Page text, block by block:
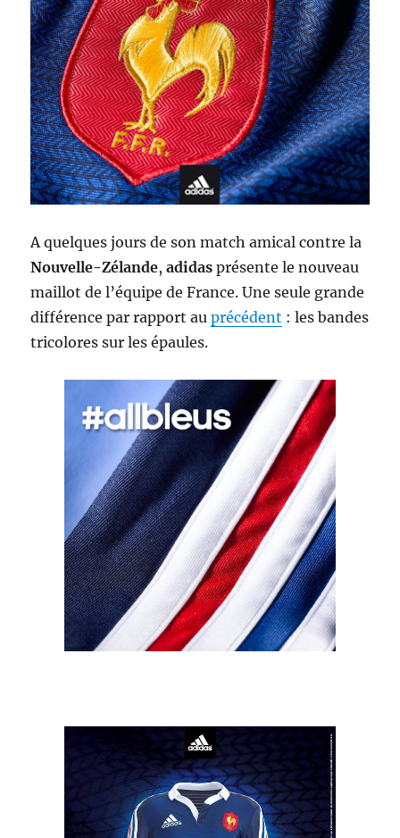
A quelques jours de son match amical contre la
Nouvelle-Zélande,adidas présente le nouveau
maillot de l’équipe de France. Une seule grande
différence par rapport auprécédent : les bandes
tricolores sur les épaules.